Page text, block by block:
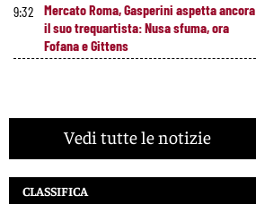
9:32
Mercato Roma, Gasperini aspetta ancora
il suo trequartista: Nusa sfuma, ora
Fofana e Gittens
Vedi tutte le notizie
CLASSIFICA